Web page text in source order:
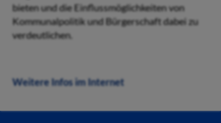
bieten und die Einflussmöglichkeiten von
Kommunalpolitik und Bürgerschaft dabei zu
verdeutlichen.
Weitere Infos im Internet